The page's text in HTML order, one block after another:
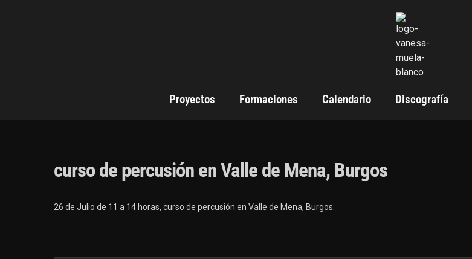
Proyectos Formaciones Calendario Discografía
curso de percusión en Valle de Mena, Burgos
26 de Julio de 11 a 14 horas, curso de percusión en Valle de Mena, Burgos.